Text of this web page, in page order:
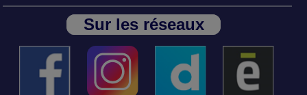
Sur les réseaux